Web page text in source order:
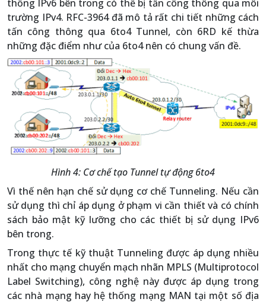
thống IPv6 bên trong có thể bị tấn công thông qua môi
trường IPv4. RFC-3964 đã mô tả rất chi tiết những cách
tấn công thông qua 6to4 Tunnel, còn 6RD kế thừa
những đặc điểm như của 6to4 nên có chung vấn đề.
Hình 4: Cơ chế tạo Tunnel tự động 6to4
Vì thế nên hạn chế sử dụng cơ chế Tunneling. Nếu cần
sử dụng thì chỉ áp dụng ở phạm vi cần thiết và có chính
sách bảo mật kỹ lưỡng cho các thiết bị sử dụng IPv6
bên trong.
Trong thực tế kỹ thuật Tunneling được áp dụng nhiều
nhất cho mạng chuyển mạch nhãn MPLS (Multiprotocol
Label Switching), công nghệ này được áp dụng trong
các nhà mạng hay hệ thống mạng MAN tại một số địa